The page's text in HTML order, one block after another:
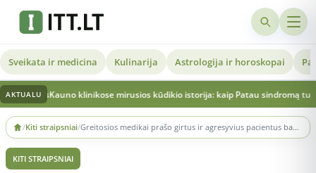
Sveikata ir medicina Kulinarija Astrologija ir horoskopai
AKTUALU
klinikose mirusios kūdikio istorija: kaip Patau sindromą turėjusi mergytė
Skip
to
content
/Kiti straipsniai/ Greitosios medikai prašo girtus ir agresyvius pacientus bausti: „Turime etatinių pacientų, kurie piktnaudžiauja“
KITI STRAIPSNIAI